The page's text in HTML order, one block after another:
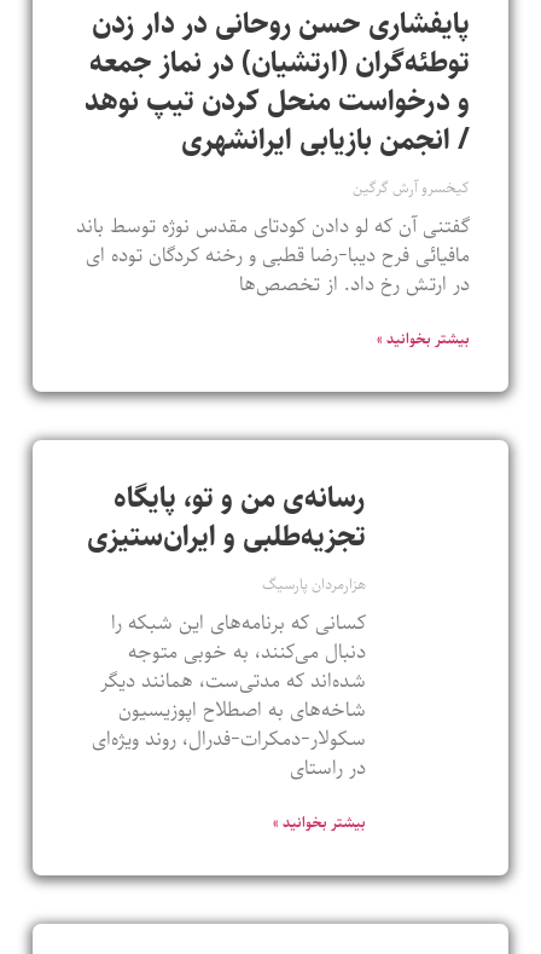
پایفشاری حسن روحانی در دار زدن
توطئه‌گران (ارتشیان) در نماز جمعه
و درخواست منحل کردن تیپ نوهد
/ انجمن بازیابی ایرانشهری
کیخسرو آرش گرگین
گفتنی آن که لو دادن کودتای مقدس نوژه توسط باند
مافیائی فرح دیبا-رضا قطبی و رخنه کردگان توده ای
در ارتش رخ داد. از تخصص‌ها
بیشتر بخوانید »
رسانه‌ی من و تو، پایگاه
تجزیه‌طلبی و ایران‌ستیزی
هزارمردان پارسیگ
کسانی که برنامه‌های این شبکه را
دنبال می‌کنند، به خوبی متوجه
شده‌اند که مدتی‌ست، همانند دیگر
شاخه‌های به اصطلاح اپوزیسیون
سکولار-دمکرات-فدرال، روند ویژه‌ای
در راستای
بیشتر بخوانید »